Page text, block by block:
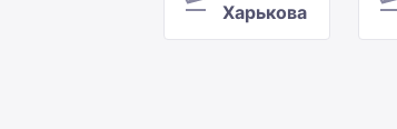
Харькова